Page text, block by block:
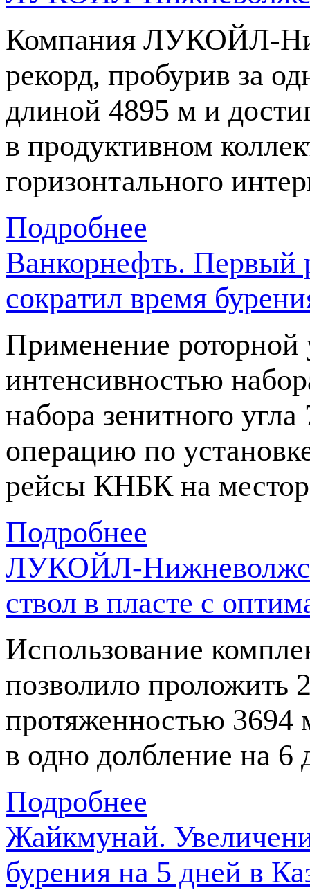
Компания ЛУКОЙЛ-
рекорд, пробурив за
длиной 4895 м и
в продуктивном
горизонтального
Подробнее
Ванкорнефть. Первый
сократил время
Применение роторной
интенсивностью
набора зенитного
операцию по
рейсы КНБК на
Подробнее
ЛУКОЙЛ-
ствол в пласте с
Использование
позволило проложить
протяженностью 3694
в одно долбление на 6
Подробнее
Жайкмунай.
бурения на 5 дней в